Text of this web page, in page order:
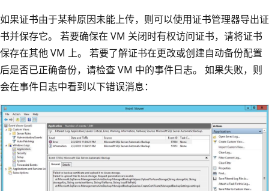
如果证书由于某种原因未能上传，则可以使用证书管理器导出证
书并保存它。 若要确保在 VM 关闭时有权访问证书，请将证书
保存在其他 VM 上。 若要了解证书在更改或创建自动备份配置
后是否已正确备份，请检查 VM 中的事件日志。 如果失败，则
会在事件日志中看到以下错误消息：